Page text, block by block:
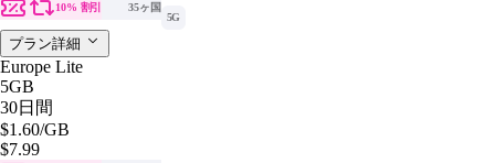
10% 割引
35ヶ国
5G
プラン詳細
Europe Lite
5GB
30日間
$1.60/GB
$7.99